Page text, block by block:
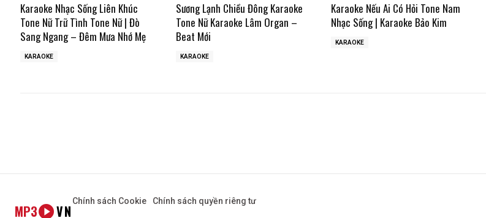
Karaoke Nhạc Sống Liên Khúc
Tone Nữ Trữ Tình Tone Nữ | Đò
Sang Ngang – Đêm Mưa Nhớ Mẹ
KARAOKE
Sương Lạnh Chiều Đông Karaoke
Tone Nữ Karaoke Lâm Organ –
Beat Mới
KARAOKE
Karaoke Nếu Ai Có Hỏi Tone Nam
Nhạc Sống | Karaoke Bảo Kim
KARAOKE
MP3 VN
Chính sách Cookie Chính sách quyền riêng tư